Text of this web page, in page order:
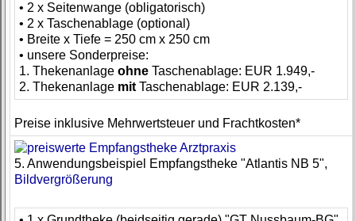
• 2 x Seitenwange (obligatorisch)
• 2 x Taschenablage (optional)
• Breite x Tiefe = 250 cm x 250 cm
• unsere Sonderpreise:
1. Thekenanlageohne Taschenablage: EUR 1.949,-
2. Thekenanlage mit Taschenablage: EUR 2.139,-
Preise inklusive Mehrwertsteuer und Frachtkosten*
5. Anwendungsbeispiel Empfangstheke "Atlantis NB 5",
Bildvergrößerung